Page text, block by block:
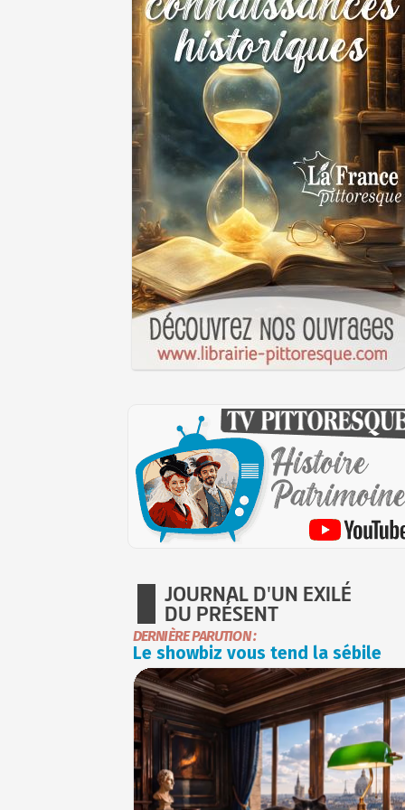
JOURNAL D'UN EXILÉ
DU PRÉSENT
DERNIÈRE PARUTION :
Le showbiz vous tend la sébile